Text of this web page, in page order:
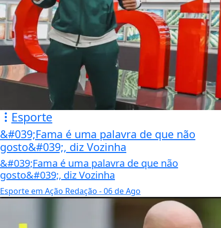
Esporte
&#039;Fama é uma palavra de que não
gosto&#039;, diz Vozinha
&#039;Fama é uma palavra de que não
gosto&#039;, diz Vozinha
Esporte em Ação Redação - 06 de Ago